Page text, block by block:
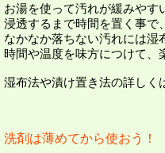
お湯を使って汚れが緩みやす
浸透するまで時間を置く事で
なかなか落ちない汚れには湿
時間や温度を味方につけて、
湿布法や漬け置き法の詳しく
洗剤は薄めてから使おう！